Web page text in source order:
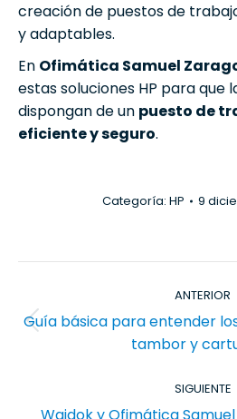
creación de puestos de
y adaptables.
En Ofimática Samuel
estas soluciones HP para que
dispongan de un puesto de
eficiente y seguro.
Categoría: HP 9
entre
publicaciones
ANTERIOR
Guía básica para entender
tambor y
SIGUIENTE